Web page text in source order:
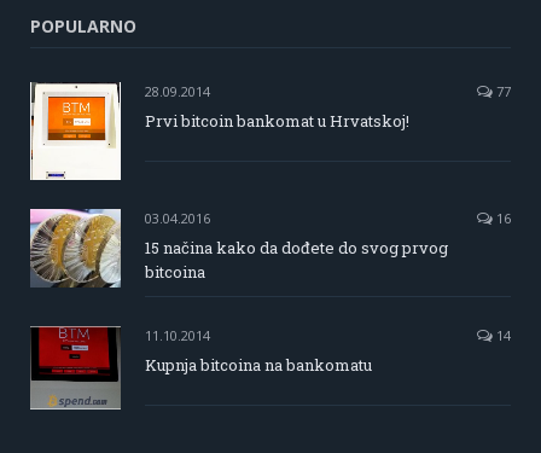
POPULARNO
28.09.2014 77
Prvi bitcoin bankomat u Hrvatskoj!
03.04.2016 16
15 načina kako da dođete do svog prvog
bitcoina
11.10.2014 14
Kupnja bitcoina na bankomatu